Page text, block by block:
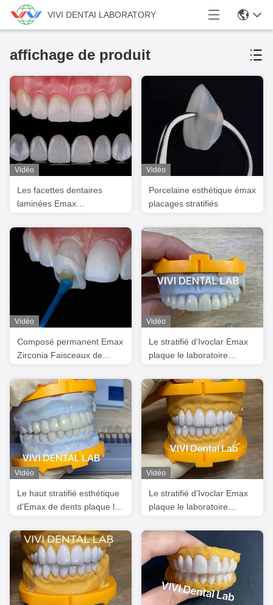
VIVI DENTAI LABORATORY
affichage de produit
Vidéo
Les facettes dentaires
laminées Emax
dentaires en porcelaine
sont homologuées ISO
Vidéo
Porcelaine esthétique émax
placages stratifiés
Vidéo
Composé permanent Emax
Zirconia Faisceaux de
Vidéo
Le stratifié d'Ivoclar Emax
plaque le laboratoire
professionnel translucide
de la Chine
Vidéo
Le haut stratifié esthétique
d'Emax de dents plaque le
Chine de translucidité
incisive
Vidéo
Le stratifié d'Ivoclar Emax
plaque le laboratoire
translucidité élevée